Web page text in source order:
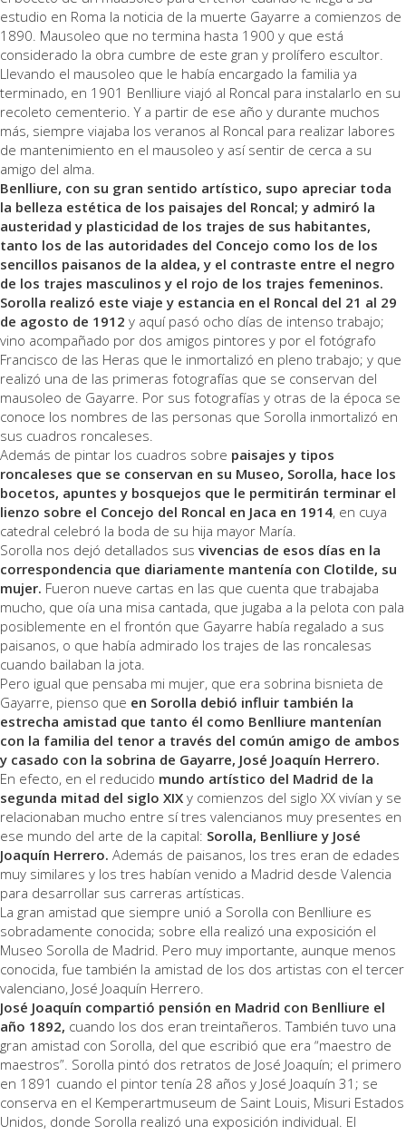
estudio en Roma la noticia de la muerte Gayarre a comienzos de
1890. Mausoleo que no termina hasta 1900 y que está
considerado la obra cumbre de este gran y prolífero escultor.
Llevando el mausoleo que le había encargado la familia ya
terminado, en 1901 Benlliure viajó al Roncal para instalarlo en su
recoleto cementerio. Y a partir de ese año y durante muchos
más, siempre viajaba los veranos al Roncal para realizar labores
de mantenimiento en el mausoleo y así sentir de cerca a su
amigo del alma.
Benlliure, con su gran sentido artístico, supo apreciar toda
la belleza estética de los paisajes del Roncal; y admiró la
austeridad y plasticidad de los trajes de sus habitantes,
tanto los de las autoridades del Concejo como los de los
sencillos paisanos de la aldea, y el contraste entre el negro
de los trajes masculinos y el rojo de los trajes femeninos.
Sorolla realizó este viaje y estancia en el Roncal del 21 al 29
de agosto de 1912 y aquí pasó ocho días de intenso trabajo;
vino acompañado por dos amigos pintores y por el fotógrafo
Francisco de las Heras que le inmortalizó en pleno trabajo; y que
realizó una de las primeras fotografías que se conservan del
mausoleo de Gayarre. Por sus fotografías y otras de la época se
conoce los nombres de las personas que Sorolla inmortalizó en
sus cuadros roncaleses.
Además de pintar los cuadros sobre paisajes y tipos
roncaleses que se conservan en su Museo, Sorolla, hace los
bocetos, apuntes y bosquejos que le permitirán terminar el
lienzo sobre el Concejo del Roncal en Jaca en 1914, en cuya
catedral celebró la boda de su hija mayor María.
Sorolla nos dejó detallados sus vivencias de esos días en la
correspondencia que diariamente mantenía con Clotilde, su
mujer. Fueron nueve cartas en las que cuenta que trabajaba
mucho, que oía una misa cantada, que jugaba a la pelota con pala
posiblemente en el frontón que Gayarre había regalado a sus
paisanos, o que había admirado los trajes de las roncalesas
cuando bailaban la jota.
Pero igual que pensaba mi mujer, que era sobrina bisnieta de
Gayarre, pienso que en Sorolla debió influir también la
estrecha amistad que tanto él como Benlliure mantenían
con la familia del tenor a través del común amigo de ambos
y casado con la sobrina de Gayarre, José Joaquín Herrero.
En efecto, en el reducido mundo artístico del Madrid de la
segunda mitad del siglo XIX y comienzos del siglo XX vivían y se
relacionaban mucho entre sí tres valencianos muy presentes en
ese mundo del arte de la capital: Sorolla, Benlliure y José
Joaquín Herrero. Además de paisanos, los tres eran de edades
muy similares y los tres habían venido a Madrid desde Valencia
para desarrollar sus carreras artísticas.
La gran amistad que siempre unió a Sorolla con Benlliure es
sobradamente conocida; sobre ella realizó una exposición el
Museo Sorolla de Madrid. Pero muy importante, aunque menos
conocida, fue también la amistad de los dos artistas con el tercer
valenciano, José Joaquín Herrero.
José Joaquín compartió pensión en Madrid con Benlliure el
año 1892, cuando los dos eran treintañeros. También tuvo una
gran amistad con Sorolla, del que escribió que era “maestro de
maestros”. Sorolla pintó dos retratos de José Joaquín; el primero
en 1891 cuando el pintor tenía 28 años y José Joaquín 31; se
conserva en el Kemperartmuseum de Saint Louis, Misuri Estados
Unidos, donde Sorolla realizó una exposición individual. El